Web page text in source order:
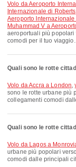
volo da Aeroporto Internazionale Murtala Muhammed a Aeroporto
Internazionale di Roberts
Aeroporto
Muhammad V a
aeroportuali più popolari
comodi per il tuo viaggio.
Quali sono le rotte
volo da Accra a London,
sono le rotte urbane più
collegamenti comodi
Quali sono le rotte
volo da Lagos a
urbane più popolari
comodi dalle principali